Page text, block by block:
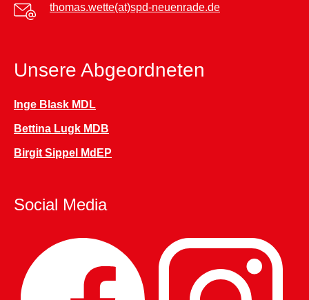
thomas.wette(at)spd-neuenrade.de
Unsere Abgeordneten
Inge Blask MDL
Bettina Lugk MDB
Birgit Sippel MdEP
Social Media